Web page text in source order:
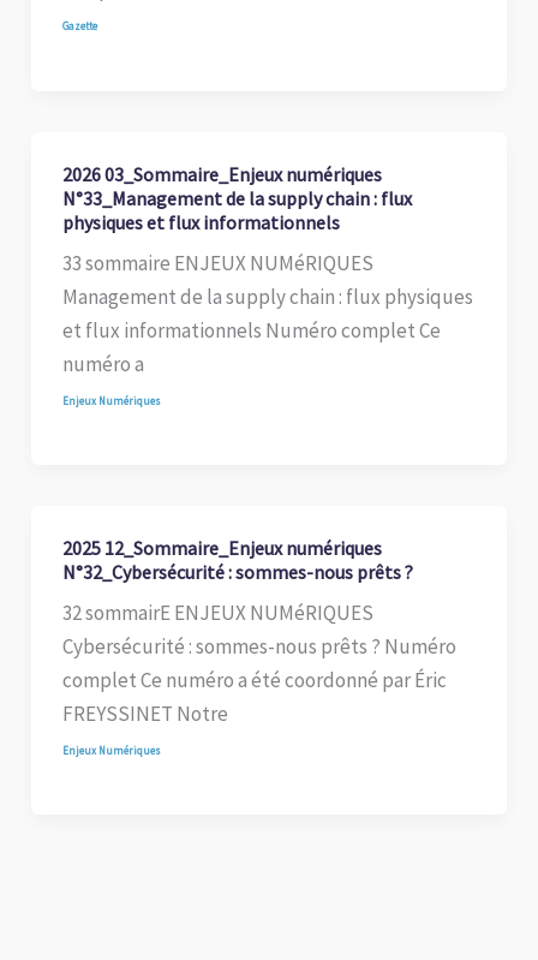
Gazette
2026 03_Sommaire_Enjeux numériques
N°33_Management de la supply chain : flux
physiques et flux informationnels
33 sommaire ENJEUX NUMéRIQUES
Management de la supply chain : flux physiques
et flux informationnels Numéro complet Ce
numéro a
Enjeux Numériques
2025 12_Sommaire_Enjeux numériques
N°32_Cybersécurité : sommes-nous prêts ?
32 sommairE ENJEUX NUMéRIQUES
Cybersécurité : sommes-nous prêts ? Numéro
complet Ce numéro a été coordonné par Éric
FREYSSINET Notre
Enjeux Numériques